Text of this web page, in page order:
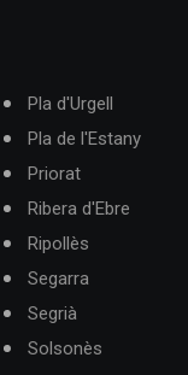
Pla d'Urgell
Pla de l'Estany
Priorat
Ribera d'Ebre
Ripollès
Segarra
Segrià
Solsonès